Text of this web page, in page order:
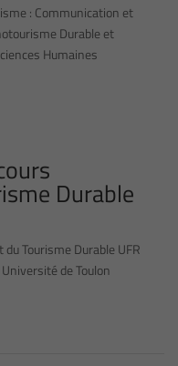
: Communication et
Durable et
Humaines
Durable
Tourisme Durable UFR
de Toulon